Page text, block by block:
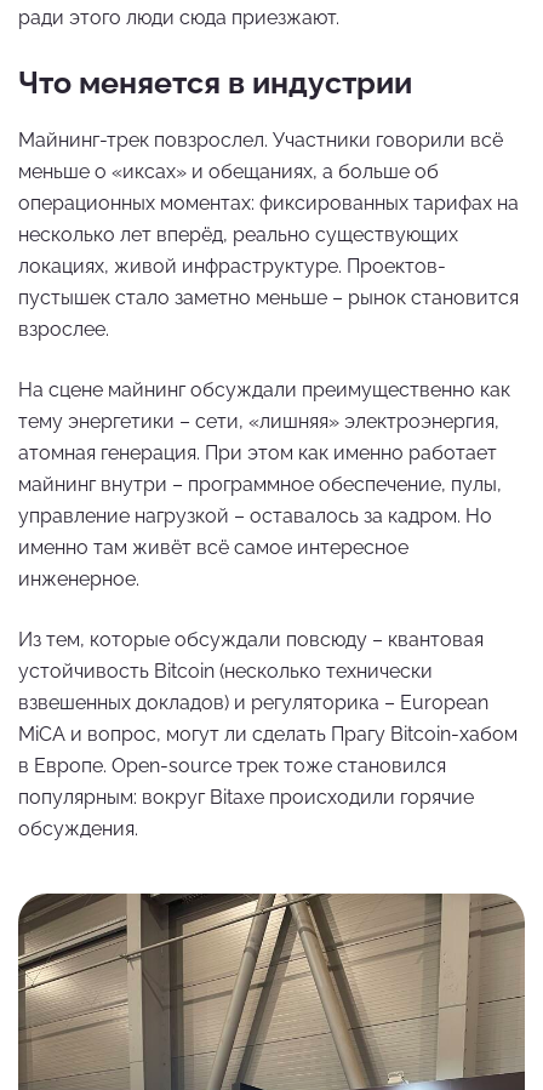
ради этого люди сюда приезжают.
Что меняется в индустрии
Майнинг-трек повзрослел. Участники говорили всё
меньше о «иксах» и обещаниях, а больше об
операционных моментах: фиксированных тарифах на
несколько лет вперёд, реально существующих
локациях, живой инфраструктуре. Проектов-
пустышек стало заметно меньше – рынок становится
взрослее.
На сцене майнинг обсуждали преимущественно как
тему энергетики – сети, «лишняя» электроэнергия,
атомная генерация. При этом как именно работает
майнинг внутри – программное обеспечение, пулы,
управление нагрузкой – оставалось за кадром. Но
именно там живёт всё самое интересное
инженерное.
Из тем, которые обсуждали повсюду – квантовая
устойчивость Bitcoin (несколько технически
взвешенных докладов) и регуляторика – European
MiCA и вопрос, могут ли сделать Прагу Bitcoin-хабом
в Европе. Open-source трек тоже становился
популярным: вокруг Bitaxe происходили горячие
обсуждения.